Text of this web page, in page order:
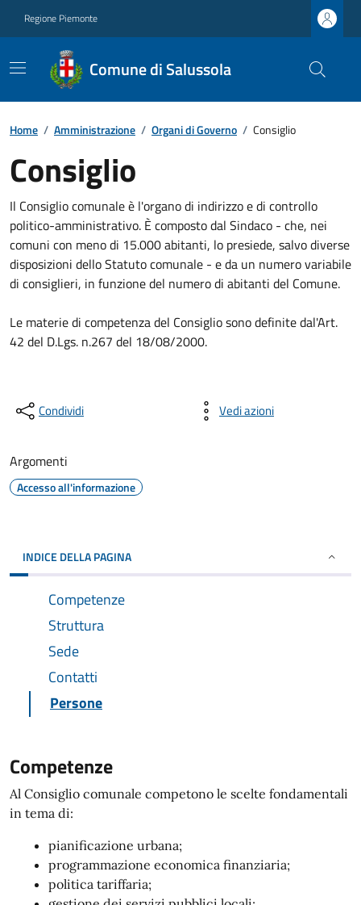
Regione Piemonte
Comune di Salussola
Home / Amministrazione / Organi di Governo / Consiglio
Consiglio
Il Consiglio comunale è l'organo di indirizzo e di controllo
politico-amministrativo. È composto dal Sindaco - che, nei
comuni con meno di 15.000 abitanti, lo presiede, salvo diverse
disposizioni dello Statuto comunale - e da un numero variabile
di consiglieri, in funzione del numero di abitanti del Comune.
Le materie di competenza del Consiglio sono definite dal'Art.
42 del D.Lgs. n.267 del 18/08/2000.
Condividi Vedi azioni
Argomenti
Accesso all'informazione
INDICE DELLA PAGINA
Competenze
Struttura
Sede
Contatti
Persone
Competenze
Al Consiglio comunale competono le scelte fondamentali
in tema di:
pianificazione urbana;
programmazione economica finanziaria;
politica tariffaria;